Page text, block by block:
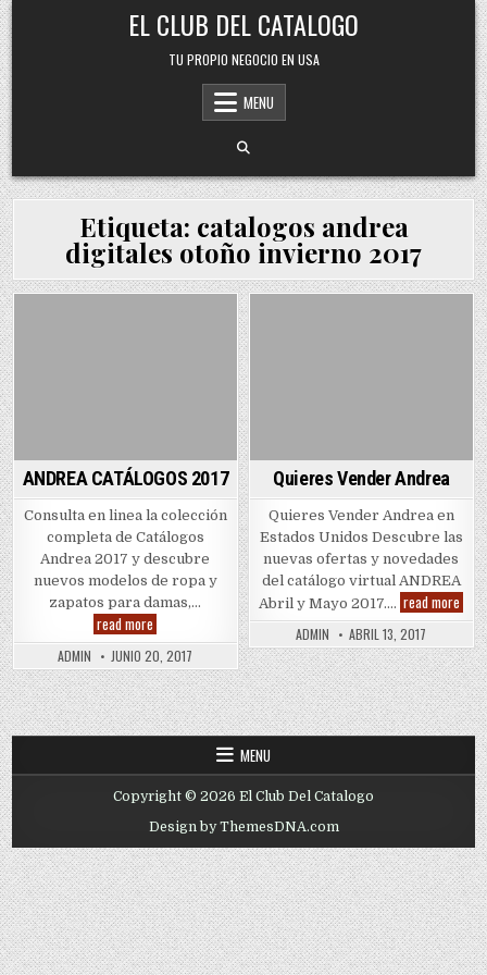
Skip
to
content
EL CLUB DEL CATALOGO
TU PROPIO NEGOCIO EN USA
MENU
Etiqueta: catalogos andrea
digitales otoño invierno 2017
ANDREA CATÁLOGOS 2017
Consulta en linea la colección
completa de Catálogos
Andrea 2017 y descubre
nuevos modelos de ropa y
zapatos para damas,…
read more
CATÁLOGOS
2017
ADMIN JUNIO 20, 2017
Quieres Vender Andrea
Quieres Vender Andrea en
Estados Unidos Descubre las
nuevas ofertas y novedades
del catálogo virtual ANDREA
Abril y Mayo 2017…. read more
ADMIN ABRIL 13, 2017
MENU
Copyright © 2026 El Club Del Catalogo
Design by ThemesDNA.com